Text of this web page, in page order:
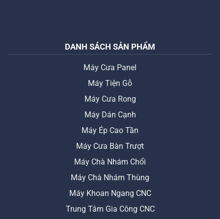
DANH SÁCH SẢN PHẨM
Máy Cưa Panel
Máy Tiện Gỗ
Máy Cưa Rong
Máy Dán Cạnh
Máy Ép Cao Tần
Máy Cưa Bàn Trượt
Máy Chà Nhám Chổi
Máy Chà Nhám Thùng
Máy Khoan Ngang CNC
Trung Tâm Gia Công CNC